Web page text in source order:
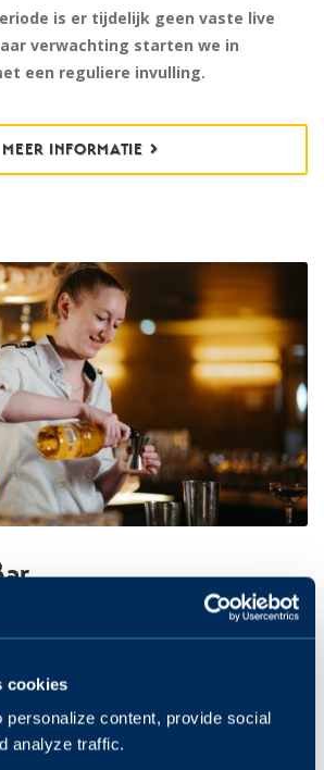
cookies
personalize content, provide social
analyze traffic.
is er tijdelijk geen vaste live
verwachting starten we in
een reguliere invulling.
MEER INFORMATIE
Lounge. Kom en geniet bij onze Gin